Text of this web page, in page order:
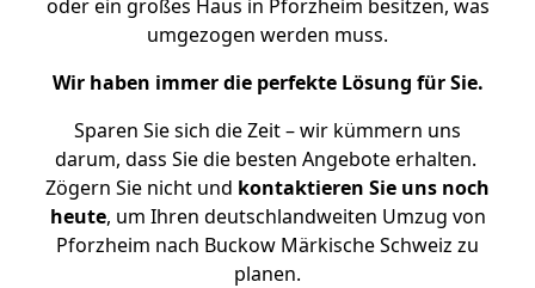
oder ein großes Haus in Pforzheim besitzen, was
umgezogen werden muss.
Wir haben immer die perfekte Lösung für Sie.
Sparen Sie sich die Zeit – wir kümmern uns
darum, dass Sie die besten Angebote erhalten.
Zögern Sie nicht und kontaktieren Sie uns noch
heute, um Ihren deutschlandweiten Umzug von
Pforzheim nach Buckow Märkische Schweiz zu
planen.